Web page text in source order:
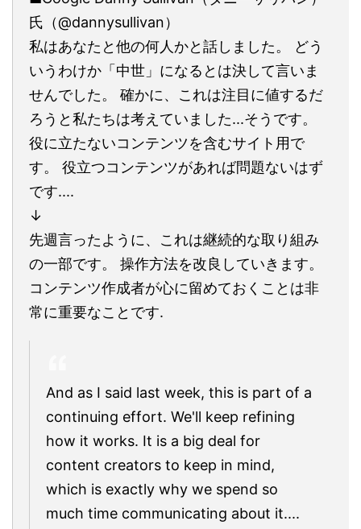
氏（@dannysullivan）
私はあなたと他の何人かと話しました。 どう
いうわけか「中世」になるとは決して言いま
せんでした。 確かに、これは注目に値するだ
ろうと私たちは考えていました...そうです。
役に立たないコンテンツを含むサイト用で
す。 役立つコンテンツがあれば問題ないはず
です....
↓
先週言ったように、これは継続的な取り組み
の一部です。 操作方法を改良していきます。
コンテンツ作成者が心に留めておくことは非
常に重要なことです.
And as I said last week, this is part of a
continuing effort. We'll keep refining
how it works. It is a big deal for
content creators to keep in mind,
which is exactly why we spend so
much time communicating about it....